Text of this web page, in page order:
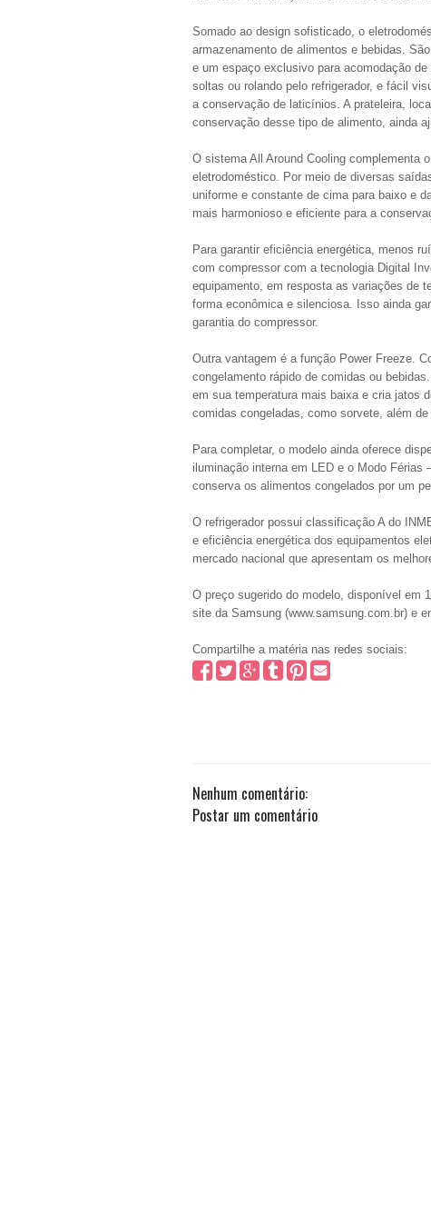
Somado ao design sofisticado, o
armazenamento de alimentos e bebidas.
e um espaço exclusivo para acomodação
soltas ou rolando pelo refrigerador, e fácil
a conservação de laticínios. A prateleira,
conservação desse tipo de alimento, ainda
O sistema All Around Cooling complementa
eletrodoméstico. Por meio de diversas
uniforme e constante de cima para baixo e
mais harmonioso e eficiente para a
Para garantir eficiência energética, menos
com compressor com a tecnologia Digital
equipamento, em resposta as variações de
forma econômica e silenciosa. Isso ainda
garantia do compressor.
Outra vantagem é a função Power Freeze.
congelamento rápido de comidas ou
em sua temperatura mais baixa e cria jatos
comidas congeladas, como sorvete, além
Para completar, o modelo ainda oferece
iluminação interna em LED e o Modo Férias
conserva os alimentos congelados por um
O refrigerador possui classificação A do
e eficiência energética dos equipamentos
mercado nacional que apresentam os
O preço sugerido do modelo, disponível em
site da Samsung (www.samsung.com.br) e
Compartilhe a matéria nas redes sociais:
Nenhum comentário:
Postar um comentário